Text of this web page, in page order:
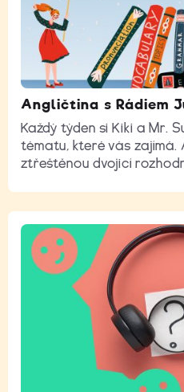
Angličtina s Rádiem
Každý týden si Kiki a Mr.
tématu, které vás
ztřeštěnou dvojicí